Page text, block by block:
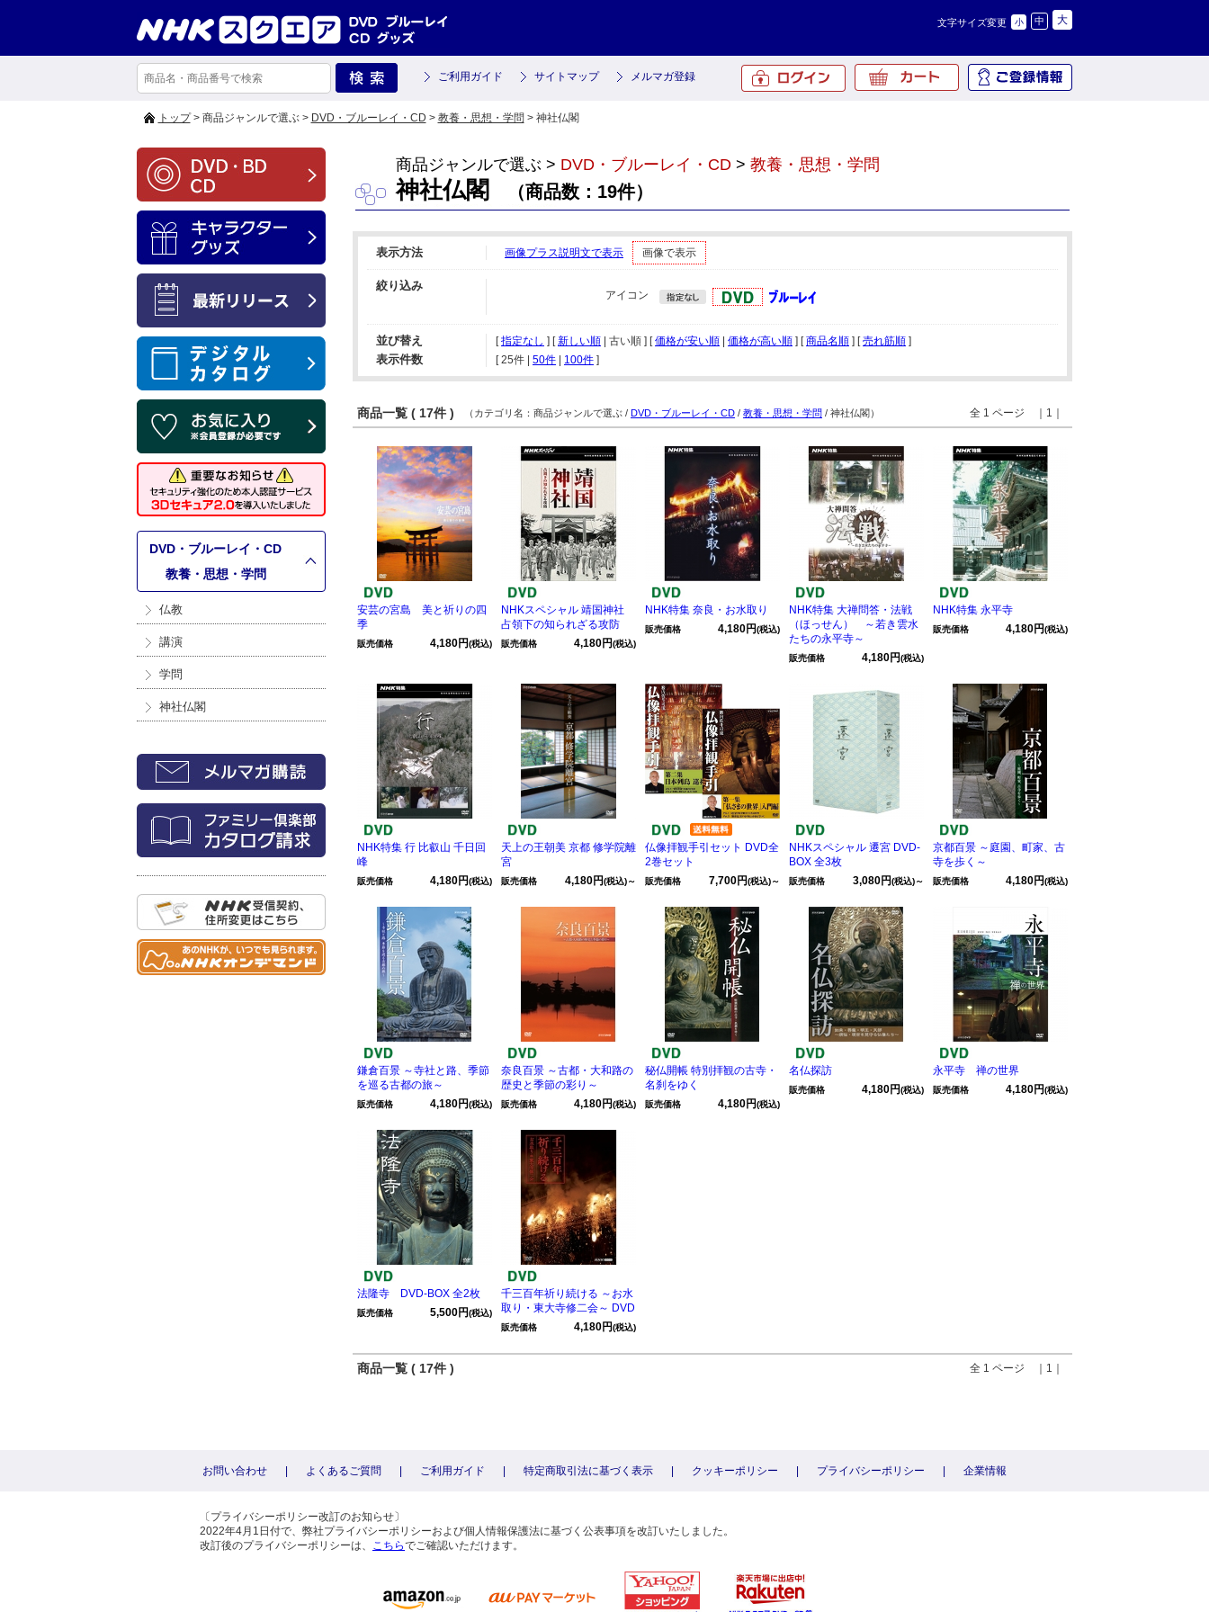
文字サイズ変更 小 中 大
ご利用ガイド サイトマップ メルマガ登録
トップ> 商品ジャンルで選ぶ > DVD・ブルーレイ・CD > 教養・思想・学問 > 神社仏閣
DVD・ブルーレイ・CD
教養・思想・学問
仏教
講演
学問
神社仏閣
商品ジャンルで選ぶ > DVD・ブルーレイ・CD > 教養・思想・学問
神社仏閣 （商品数：19件）
表示方法 画像プラス説明文で表示 画像で表示
絞り込み
アイコン
並び替え [指定なし ] [新しい順 | 古い順 ] [価格が安い順 価格が高い順 ] [商品名順 ] [売れ筋順 ]
表示件数 [ 25件 50件 100件 ]
商品一覧 ( 17件 ) 全 1 ページ ｜1｜
（カテゴリ名：商品ジャンルで選ぶ / DVD・ブルーレイ・CD / 教養・思想・学問 / 神社仏閣）
安芸の宮島 美と祈りの四
季
販売価格 4,180円(税込)
NHKスペシャル 靖国神社
占領下の知られざる攻防
販売価格 4,180円(税込)
NHK特集 奈良・お水取り
販売価格 4,180円(税込)
NHK特集 大禅問答・法戦
（ほっせん） ～若き雲水
たちの永平寺～
販売価格 4,180円(税込)
NHK特集 永平寺
販売価格 4,180円(税込)
NHK特集 行 比叡山 千日回
峰
販売価格 4,180円(税込)
天上の王朝美 京都 修学院離
宮
販売価格 4,180円(税込)～
仏像拝観手引セット DVD全
2巻セット
販売価格 7,700円(税込)～
NHKスペシャル 遷宮 DVD-
BOX 全3枚
販売価格 3,080円(税込)～
京都百景 ～庭園、町家、古
寺を歩く～
販売価格 4,180円(税込)
鎌倉百景 ～寺社と路、季節
を巡る古都の旅～
販売価格 4,180円(税込)
奈良百景 ～古都・大和路の
歴史と季節の彩り～
販売価格 4,180円(税込)
秘仏開帳 特別拝観の古寺・
名刹をゆく
販売価格 4,180円(税込)
名仏探訪
販売価格 4,180円(税込)
永平寺 禅の世界
販売価格 4,180円(税込)
法隆寺 DVD-BOX 全2枚
販売価格 5,500円(税込)
千三百年祈り続ける ～お水
取り・東大寺修二会～ DVD
販売価格 4,180円(税込)
商品一覧 ( 17件 ) 全 1 ページ ｜1｜
お問い合わせ よくあるご質問 ご利用ガイド 特定商取引法に基づく表示 クッキーポリシー プライバシーポリシー 企業情報
〔プライバシーポリシー改訂のお知らせ〕
2022年4月1日付で、弊社プライバシーポリシーおよび個人情報保護法に基づく公表事項を改訂いたしました。
改訂後のプライバシーポリシーは、 こちらでご確認いただけます。